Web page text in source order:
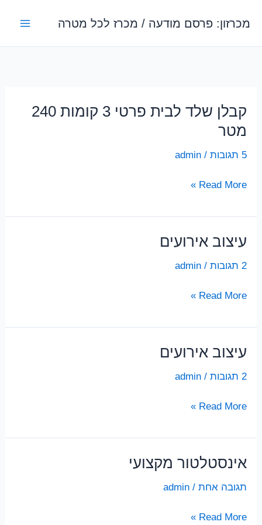
לתוכןמכרזון: פרסם מודעה / מכרז לכל מטרה
קבלן שלד לבית פרטי 3 קומות 240
מטר
5 תגובות /
admin
קבלן
לבית
3
קומות
מטר
Read More »
עיצוב אירועים
2 תגובות /
admin
עיצוב
Read More »
עיצוב אירועים
2 תגובות /
admin
עיצוב
Read More »
אינסטלטור מקצועי
תגובה אחת /
admin
אינסטלטור
Read More »